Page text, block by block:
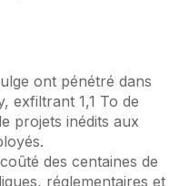
ont pénétré dans
exfiltrant 1,1 To de
projets inédits aux
des centaines de
réglementaires et